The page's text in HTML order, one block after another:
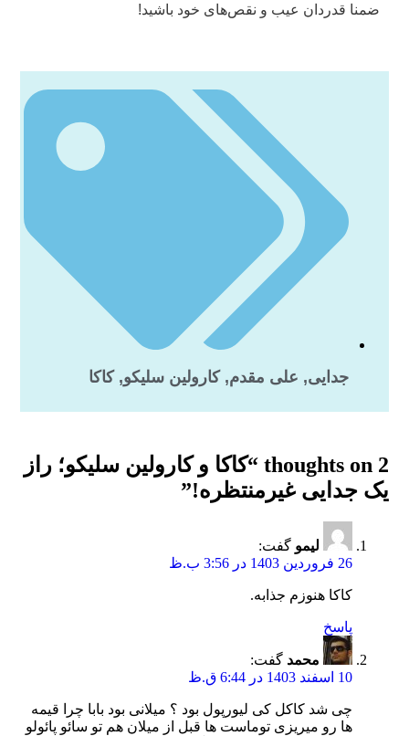
ضمنا قدردان عیب و نقص‌های خود باشید!
جدایی, علی مقدم,کارولین سلیکو,کاکا
2 thoughts on “
کاکا و کارولین سلیکو؛ راز
یک جدایی غیرمنتظره!”
لیمو گفت:
26 فروردین 1403 در 3:56 ب.ظ
کاکا هنوزم جذابه.
پاسخ
محمد گفت:
10 اسفند 1403 در 6:44 ق.ظ
چی شد کاکل کی لیورپول بود ؟ میلانی بود بابا چرا قیمه
ها رو میریزی توماست ها قبل از میلان هم تو سائو پائولو